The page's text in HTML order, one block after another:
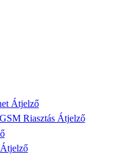
Átjelző
GSM Riasztás Átjelző